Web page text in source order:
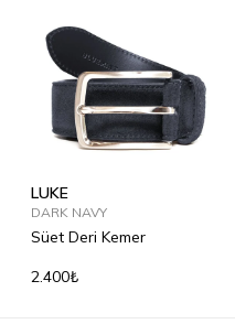
LUKE
DARK NAVY
Süet Deri Kemer
2.400₺